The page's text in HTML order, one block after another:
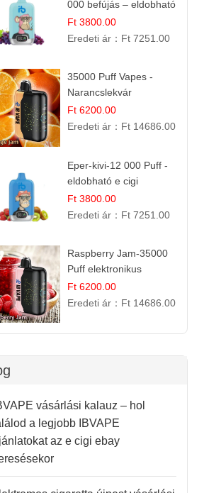
000 befújás – eldobható
e cigi
Ft 3800.00
Eredeti ár： Ft 7251.00
35000 Puff Vapes -
Narancslekvár
Ft 6200.00
Eredeti ár： Ft 14686.00
Eper-kivi-12 000 Puff -
eldobható e cigi
Ft 3800.00
Eredeti ár： Ft 7251.00
Raspberry Jam-35000
Puff elektronikus
cigaretta (Ibvape Bar)
Ft 6200.00
Eredeti ár： Ft 14686.00
vásárlási kalauz – hol
a legjobb IBVAPE
az e cigi ebay